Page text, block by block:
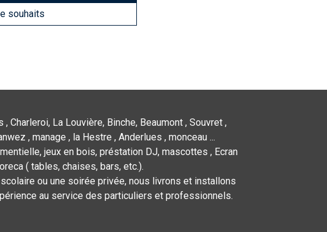
souhaits
La Louvière, Binche, Beaumont , Souvret ,
, manage , la Hestre , Anderlues , monceau ...
jeux en bois, préstation DJ, mascottes , Ecran
( tables, chaises, bars, etc.).
ou une soirée privée, nous livrons et installons
au service des particuliers et professionnels.